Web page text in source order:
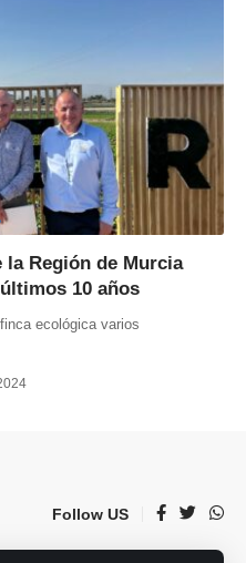
Región de Murcia
10 años
ecológica varios
Follow US